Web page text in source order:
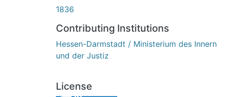
1836
Contributing Institutions
Hessen-Darmstadt / Ministerium des Innern
und der Justiz
License